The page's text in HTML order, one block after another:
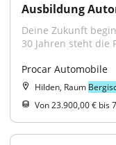
Ausbildung
Deine Zukunft
30 Jahren steht die
Procar Automobile
Hilden, Raum
Von 23.900,00 € bis